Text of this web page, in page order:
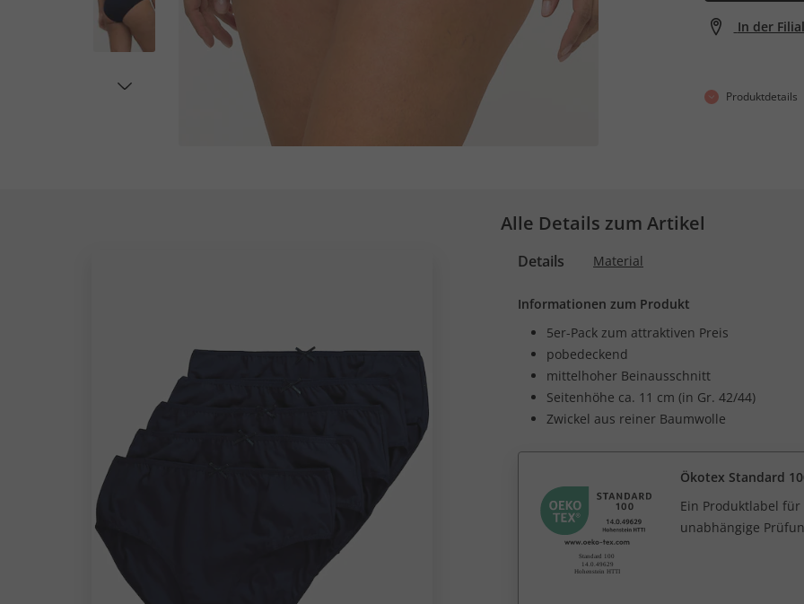
In der
Produktdetails
Alle Details zum Artikel
Details Material
Informationen zum Produkt
5er-Pack zum attraktiven Preis
pobedeckend
mittelhoher Beinausschnitt
Seitenhöhe ca. 11 cm (in Gr. 42/44)
Zwickel aus reiner Baumwolle
Ökotex Standard
Ein Produktlabel
unabhängige